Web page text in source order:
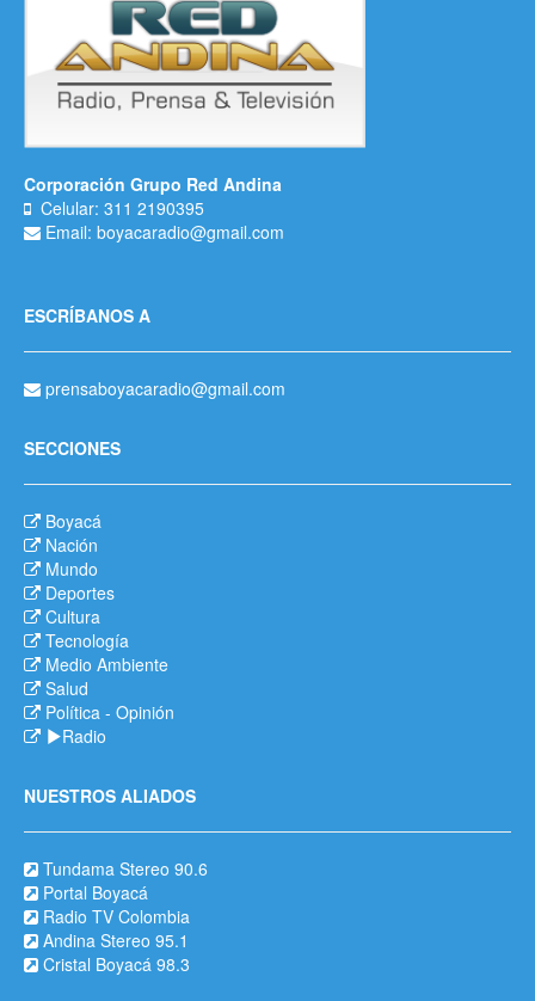
Corporación Grupo Red Andina
Celular: 311 2190395
Email: boyacaradio@gmail.com
ESCRÍBANOS A
prensaboyacaradio@gmail.com
SECCIONES
Boyacá
Nación
Mundo
Deportes
Cultura
Tecnología
Medio Ambiente
Salud
Política - Opinión
Radio
NUESTROS ALIADOS
Tundama Stereo 90.6
Portal Boyacá
Radio TV Colombia
Andina Stereo 95.1
Cristal Boyacá 98.3